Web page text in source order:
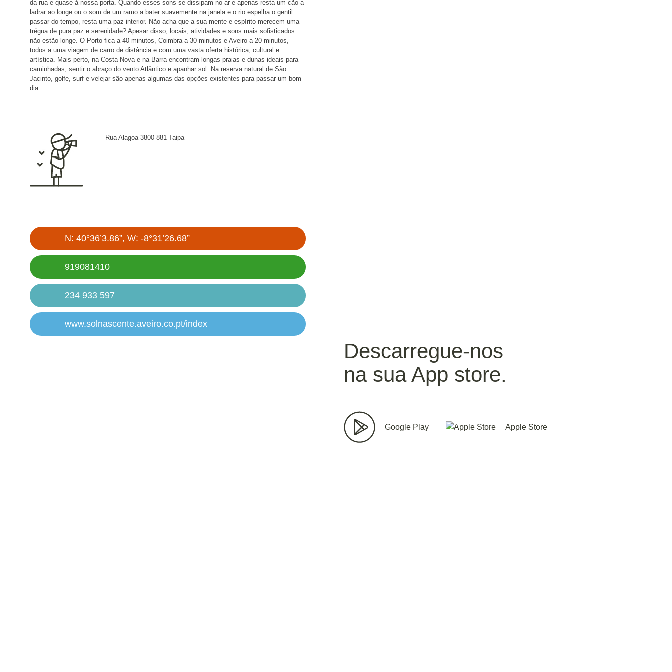
da rua e quase à nossa porta. Quando esses sons se dissipam no ar e apenas resta um cão a
ladrar ao longe ou o som de um ramo a bater suavemente na janela e o rio espelha o gentil
passar do tempo, resta uma paz interior. Não acha que a sua mente e espírito merecem uma
trégua de pura paz e serenidade? Apesar disso, locais, atividades e sons mais sofisticados
não estão longe. O Porto fica a 40 minutos, Coimbra a 30 minutos e Aveiro a 20 minutos,
todos a uma viagem de carro de distância e com uma vasta oferta histórica, cultural e
artística. Mais perto, na Costa Nova e na Barra encontram longas praias e dunas ideais para
caminhadas, sentir o abraço do vento Atlântico e apanhar sol. Na reserva natural de São
Jacinto, golfe, surf e velejar são apenas algumas das opções existentes para passar um bom
dia.
Rua Alagoa 3800-881 Taipa
N: 40°36’3.86”, W: -8°31’26.68”
919081410
234 933 597
www.solnascente.aveiro.co.pt/index
Descarregue-nos
na sua App store.
Google Play Apple Store